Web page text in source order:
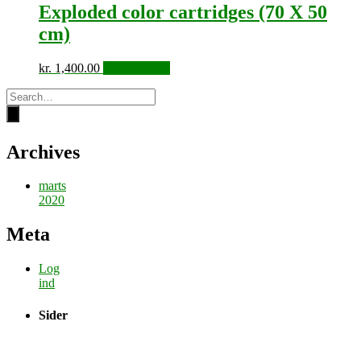
Exploded color cartridges (70 X 50
cm)
kr. 1,400.00
Archives
marts
2020
Meta
Log
ind
Sider